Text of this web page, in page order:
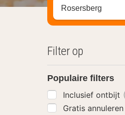
Zoek op hotel,
Filter op
Populaire filters
Inclusief ontbijt
Gratis annuleren